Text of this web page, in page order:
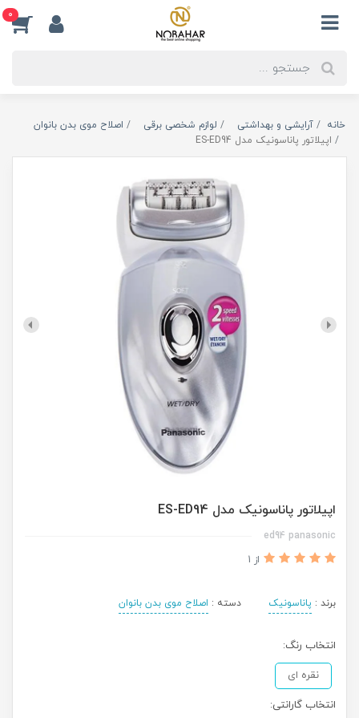
0
خانه آرایشی و بهداشتی لوازم شخصی برقی
اصلاح موی بدن بانوان
اپیلاتور پاناسونیک مدل ES-ED94
اپیلاتور پاناسونیک مدل ES-ED94
ed94 panasonic
از 1
برند : پاناسونیک دسته : اصلاح موی بدن بانوان
انتخاب رنگ:
نقره ای
انتخاب گارانتی: